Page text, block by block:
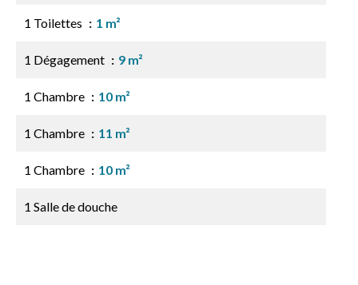
1 Toilettes 1 m²
1 Dégagement 9 m²
1 Chambre 10 m²
1 Chambre 11 m²
1 Chambre 10 m²
1 Salle de douche